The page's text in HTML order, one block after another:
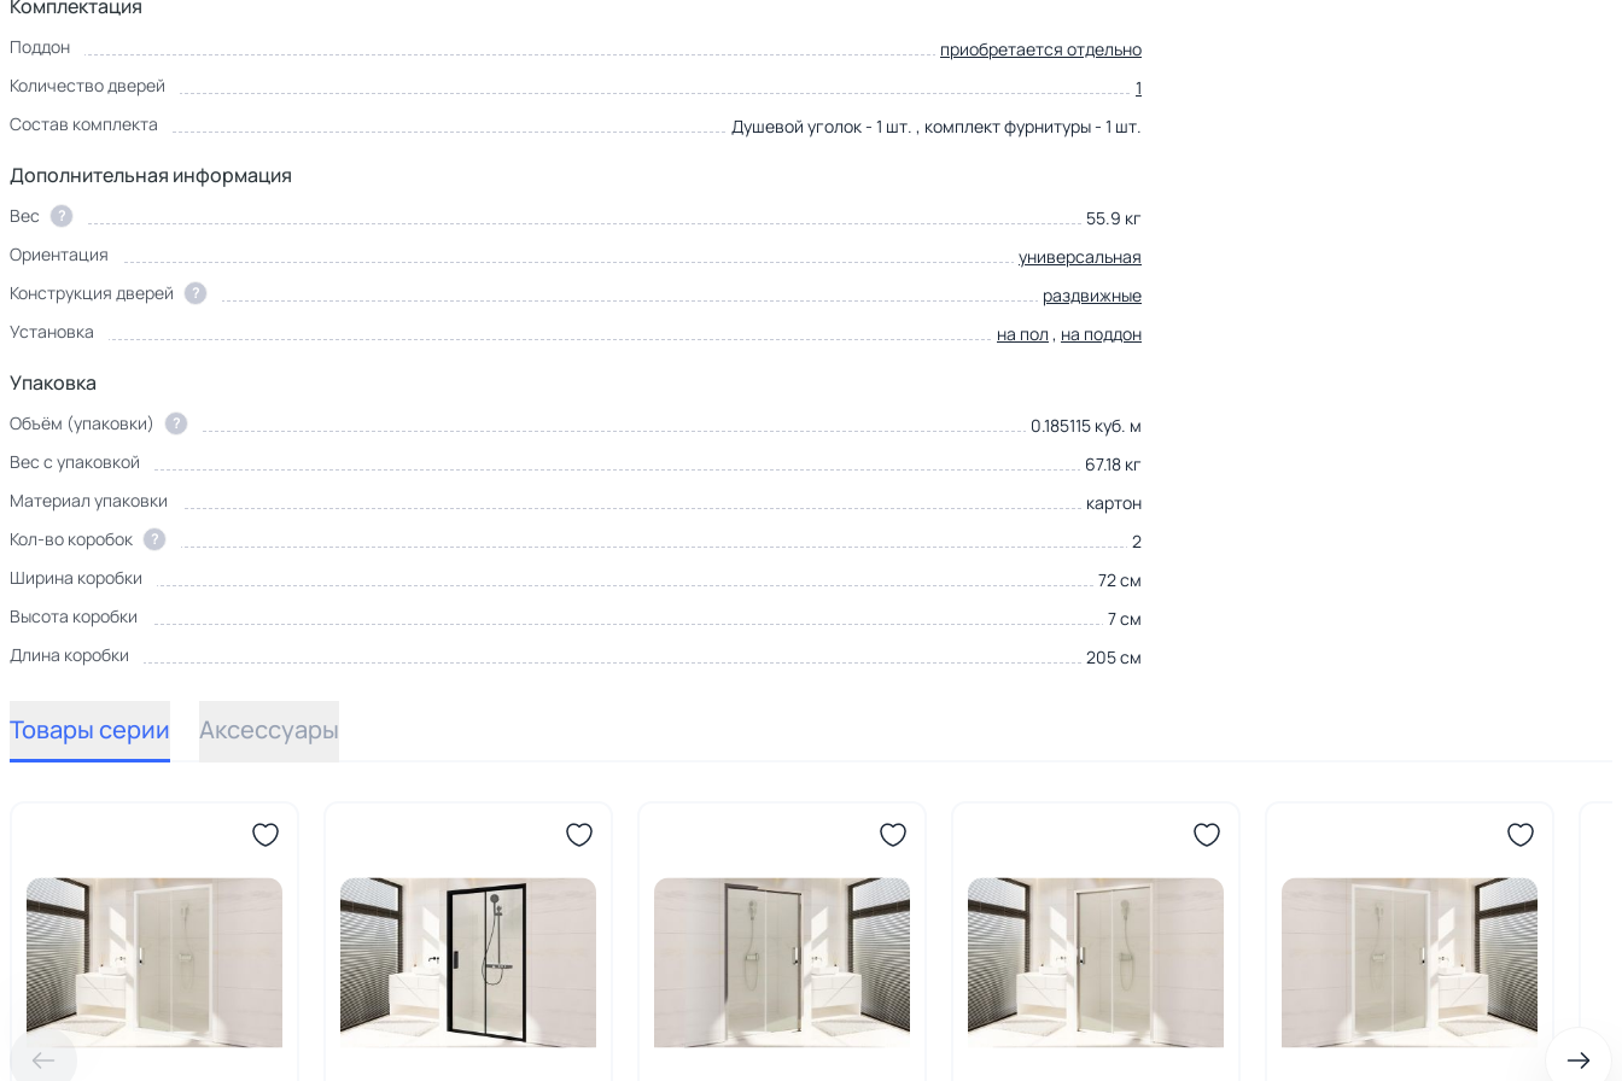
Комплектация
Поддон
приобретается отдельно
Количество дверей
1
Состав комплекта
Душевой уголок - 1 шт. , комплект фурнитуры - 1 шт.
Дополнительная информация
Вес ?
55.9 кг
Ориентация
универсальная
Конструкция дверей
?
раздвижные
Установка
на пол , на поддон
Упаковка
Объём (упаковки) ?
0.185115 куб. м
Вес с упаковкой
67.18 кг
Материал упаковки
картон
Кол-во коробок
?
2
Ширина коробки
72 см
Высота коробки
7 см
Длина коробки
205 см
Товары серии Аксессуары